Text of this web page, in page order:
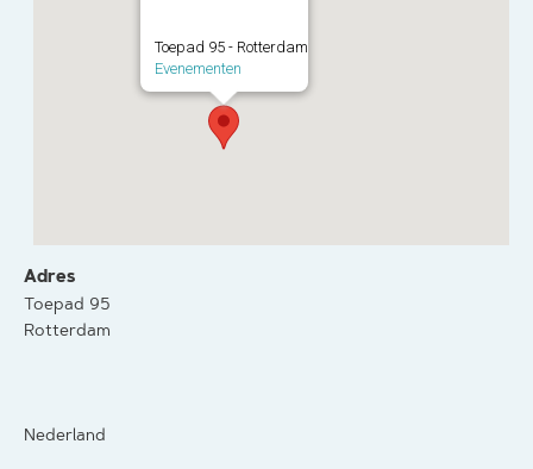
Toepad 95 - Rotterdam
Evenementen
Adres
Toepad 95
Rotterdam
Nederland